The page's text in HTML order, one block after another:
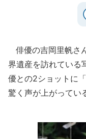
俳優の吉岡里帆さ
界遺産を訪れている
優との2ショットに
驚く声が上がってい